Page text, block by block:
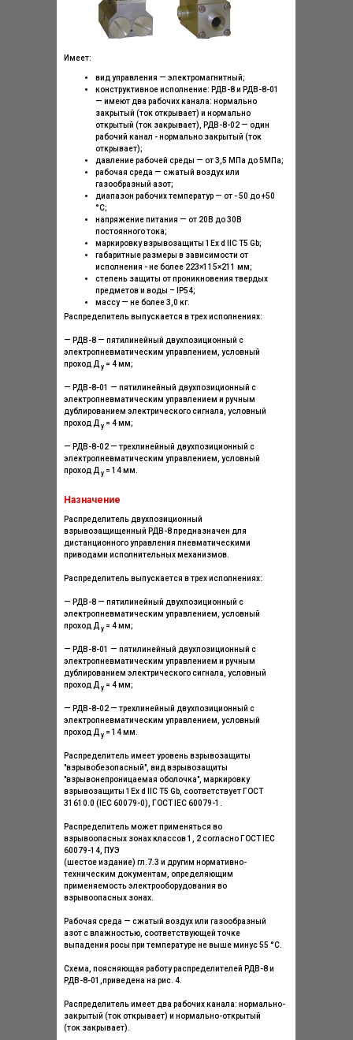
Назначение
Имеет:
вид управления — электромагнитный;
конструктивное исполнение: РДВ-8 и РДВ-8-01
— имеют два рабочих канала: нормально
закрытый (ток открывает) и нормально
открытый (ток закрывает), РДВ-8-02 — один
рабочий канал - нормально закрытый (ток
открывает);
давление рабочей среды — от 3,5 МПа до 5МПа;
рабочая среда — сжатый воздух или
газообразный азот;
диапазон рабочих температур — от - 50 до +50
°С;
напряжение питания — от 20В до 30В
постоянного тока;
маркировку взрывозащиты 1Ex d llC T5 Gb;
габаритные размеры в зависимости от
исполнения - не более 223×115×211 мм;
степень защиты от проникновения твердых
предметов и воды – IP54;
массу — не более 3,0 кг.
Распределитель выпускается в трех исполнениях:
— РДВ-8 — пятилинейный двухпозиционный с
электропневматическим управлением, условный
проход Д у = 4 мм;
— РДВ-8-01 — пятилинейный двухпозиционный с
электропневматическим управлением и ручным
дублированием электрического сигнала, условный
проход Д у = 4 мм;
— РДВ-8-02 — трехлинейный двухпозиционный с
электропневматическим управлением, условный
проход Д у = 14 мм.
Распределитель двухпозиционный
взрывозащищенный РДВ-8 предназначен для
дистанционного управления пневматическими
приводами исполнительных механизмов.
Распределитель выпускается в трех исполнениях:
— РДВ-8 — пятилинейный двухпозиционный с
электропневматическим управлением, условный
проход Д у = 4 мм;
— РДВ-8-01 — пятилинейный двухпозиционный с
электропневматическим управлением и ручным
дублированием электрического сигнала, условный
проход Д у = 4 мм;
— РДВ-8-02 — трехлинейный двухпозиционный с
электропневматическим управлением, условный
проход Д у = 14 мм.
Распределитель имеет уровень взрывозащиты
"взрывобезопасный", вид взрывозащиты
"взрывонепроницаемая оболочка", маркировку
взрывозащиты 1Ex d IIС Т5 Gb, соответствует ГОСТ
31610.0 (IEC 60079-0), ГОСТ IEC 60079-1.
Распределитель может применяться во
взрывоопасных зонах классов 1, 2 согласно ГОСТ IEC
60079-14, ПУЭ
(шестое издание) гл.7.3 и другим нормативно-
техническим документам, определяющим
применяемость электрооборудования во
взрывоопасных зонах.
Рабочая среда — сжатый воздух или газообразный
азот с влажностью, соответствующей точке
выпадения росы при температуре не выше минус 55 °С.
Схема, поясняющая работу распределителей РДВ-8 и
РДВ-8-01,приведена на рис. 4.
Распределитель имеет два рабочих канала: нормально-
закрытый (ток открывает) и нормально-открытый
(ток закрывает).